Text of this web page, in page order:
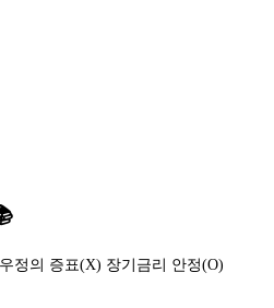
정의 증표(X) 장기금리 안정(O)